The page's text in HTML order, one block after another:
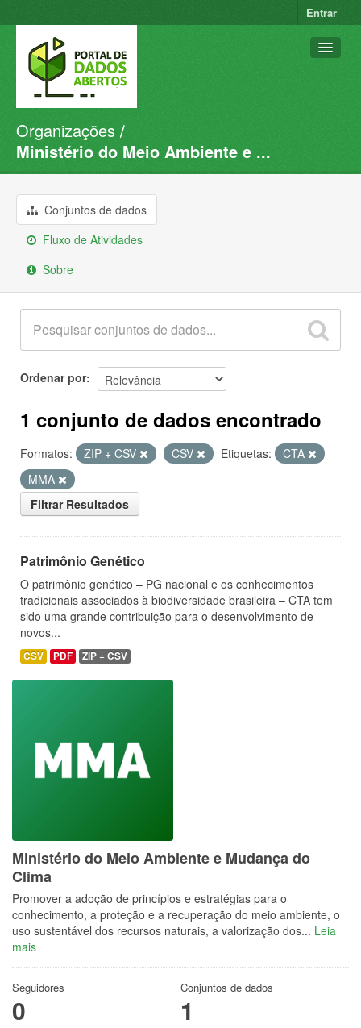
Entrar
Conjuntos de dados
Organizações
Sobre
Organizações
Ministério do Meio Ambiente e ...
Conjuntos de dados
Fluxo de Atividades
Sobre
Ordenar por
1 conjunto de dados encontrado
Formatos: ZIP + CSV CSV Etiquetas:
CTA
MMA
Filtrar Resultados
Patrimônio Genético
O patrimônio genético – PG nacional e os conhecimentos
tradicionais associados à biodiversidade brasileira – CTA tem
sido uma grande contribuição para o desenvolvimento de
novos...
CSV PDF ZIP + CSV
Ministério do Meio Ambiente e Mudança do
Clima
Promover a adoção de princípios e estratégias para o
conhecimento, a proteção e a recuperação do meio ambiente, o
uso sustentável dos recursos naturais, a valorização dos... Leia
mais
Seguidores
0
Conjuntos de dados
1